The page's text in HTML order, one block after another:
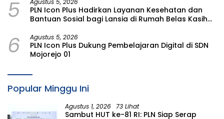
5 Agustus 5, 2026
PLN Icon Plus Hadirkan Layanan Kesehatan dan
Bantuan Sosial bagi Lansia di Rumah Belas Kasih
6 Agustus 5, 2026
PLN Icon Plus Dukung Pembelajaran Digital di SDN
Mojorejo 01
Popular Minggu Ini
Agustus 1, 2026 73 Lihat
Sambut HUT ke-81 RI: PLN Siap Serap